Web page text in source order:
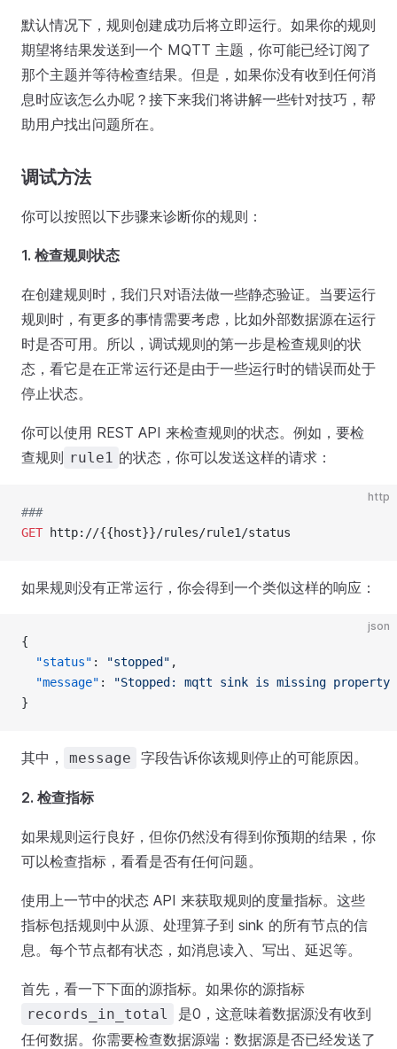
默认情况下，规则创建成功后将立即运行。如果你的规则
期望将结果发送到一个 MQTT 主题，你可能已经订阅了
那个主题并等待检查结果。但是，如果你没有收到任何消
息时应该怎么办呢？接下来我们将讲解一些针对技巧，帮
助用户找出问题所在。
调试方法
你可以按照以下步骤来诊断你的规则：
1. 检查规则状态
在创建规则时，我们只对语法做一些静态验证。当要运行
规则时，有更多的事情需要考虑，比如外部数据源在运行
时是否可用。所以，调试规则的第一步是检查规则的状
态，看它是在正常运行还是由于一些运行时的错误而处于
停止状态。
你可以使用 REST API 来检查规则的状态。例如，要检
查规则 rule1 的状态，你可以发送这样的请求：
http
###
GET http://{{host}}/rules/rule1/status
如果规则没有正常运行，你会得到一个类似这样的响应：
json
{
  "status"
: "stopped" ,
  "message"
:
"Stopped: mqtt sink is missing
}
其中， message 字段告诉你该规则停止的可能原因。
2. 检查指标
如果规则运行良好，但你仍然没有得到你预期的结果，你
可以检查指标，看看是否有任何问题。
使用上一节中的状态 API 来获取规则的度量指标。这些
指标包括规则中从源、处理算子到 sink 的所有节点的信
息。每个节点都有状态，如消息读入、写出、延迟等。
首先，看一下下面的源指标。如果你的源指标
records_in_total
是0，这意味着数据源没有收到
任何数据。你需要检查数据源端：数据源是否已经发送了